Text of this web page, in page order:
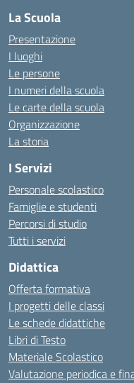
La Scuola
Presentazione
I luoghi
Le persone
I numeri della scuola
Le carte della scuola
Organizzazione
La storia
I Servizi
Personale scolastico
Famiglie e studenti
Percorsi di studio
Tutti i servizi
Didattica
Offerta formativa
I progetti delle classi
Le schede didattiche
Libri di Testo
Materiale Scolastico
Valutazione periodica e